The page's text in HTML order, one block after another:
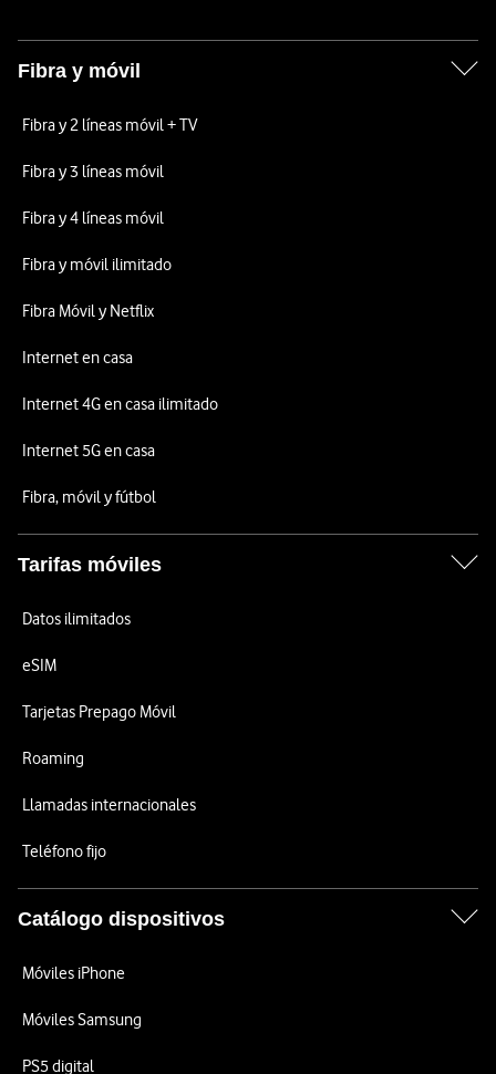
Fibra y móvil
Fibra y 2 líneas móvil + TV
Fibra y 3 líneas móvil
Fibra y 4 líneas móvil
Fibra y móvil ilimitado
Fibra Móvil y Netflix
Internet en casa
Internet 4G en casa ilimitado
Internet 5G en casa
Fibra, móvil y fútbol
Tarifas móviles
Datos ilimitados
eSIM
Tarjetas Prepago Móvil
Roaming
Llamadas internacionales
Teléfono fijo
Catálogo dispositivos
Móviles iPhone
Móviles Samsung
PS5 digital